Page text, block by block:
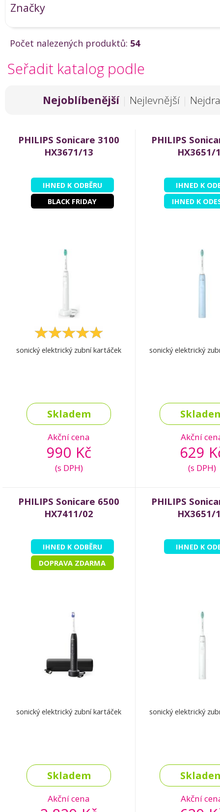
Značky
Počet nalezených produktů: 54
Seřadit katalog podle
Nejoblíbenější | Nejlevnější |
PHILIPS Sonicare 3100
HX3671/13
IHNED K ODBĚRU
BLACK FRIDAY
sonický elektrický zubní kartáček
Skladem
Akční cena
990 Kč
(s DPH)
PHILIPS
HX3651/
IHNED K
IHNED K
sonický elektrický
Akční
629
(s DPH)
PHILIPS Sonicare 6500
HX7411/02
IHNED K ODBĚRU
DOPRAVA ZDARMA
sonický elektrický zubní kartáček
Skladem
Akční cena
PHILIPS
HX3651/
IHNED K
sonický elektrický
Akční